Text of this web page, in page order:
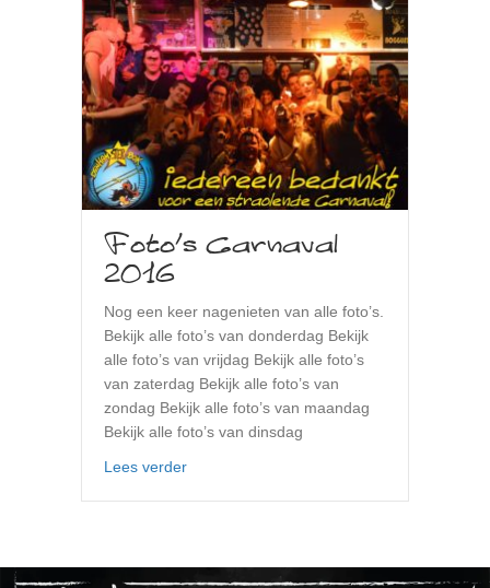
Foto’s Carnaval
2016
Nog een keer nagenieten van alle foto’s.
Bekijk alle foto’s van donderdag Bekijk
alle foto’s van vrijdag Bekijk alle foto’s
van zaterdag Bekijk alle foto’s van
zondag Bekijk alle foto’s van maandag
Bekijk alle foto’s van dinsdag
Lees verderabout Foto’s Carnaval 2016